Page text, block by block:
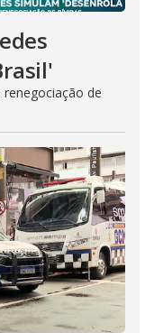
renegociação de